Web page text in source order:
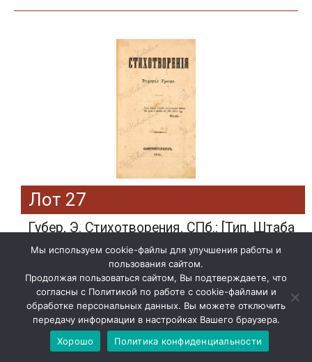
Лот 27
Губер, Э. Стихотворения. СПб.: [Тип. Штаба
1845.
Эстимейт: 14000 руб.
Подробнее»
Мы используем cookie-файлы для улучшения работы и
пользования сайтом.
Продолжая пользоваться сайтом, Вы подтверждаете, что
согласны с Политикой по работе с cookie-файлами и
обработке персональных данных. Вы можете отключить
передачу информации в настройках Вашего браузера.
Хорошо
Политика конфиденциальности